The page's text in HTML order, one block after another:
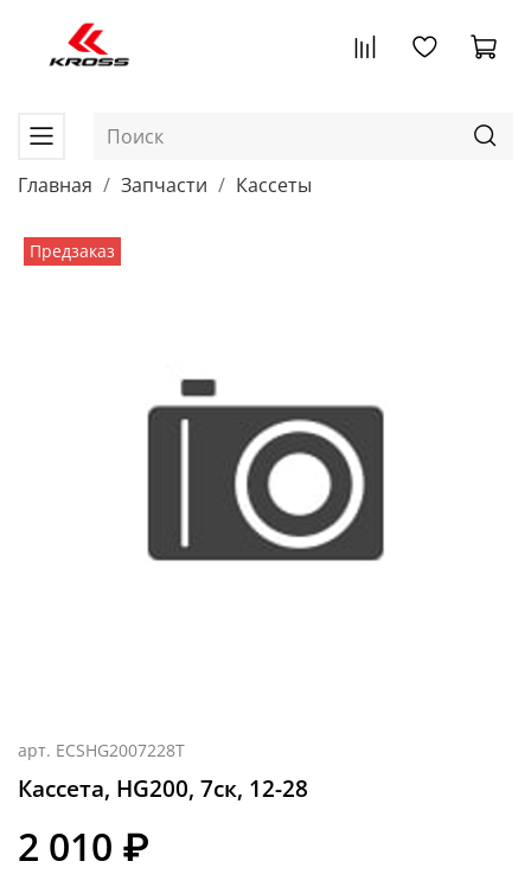
Главная Запчасти Кассеты
Предзаказ
арт. ECSHG2007228T
Кассета, HG200, 7ск, 12-28
2 010 ₽